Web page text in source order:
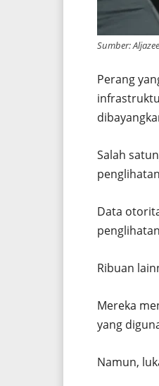
Sumber:
Perang
Salah
Data
Ribuan
Mereka
yang
Namun,